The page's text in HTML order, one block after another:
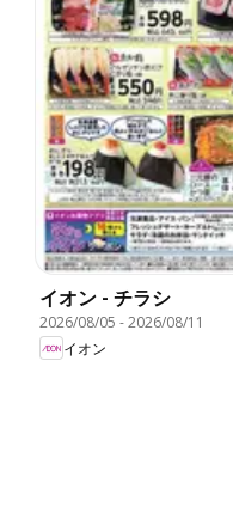
イオン - チラシ
2026/08/05 -2026/08/11
イオン